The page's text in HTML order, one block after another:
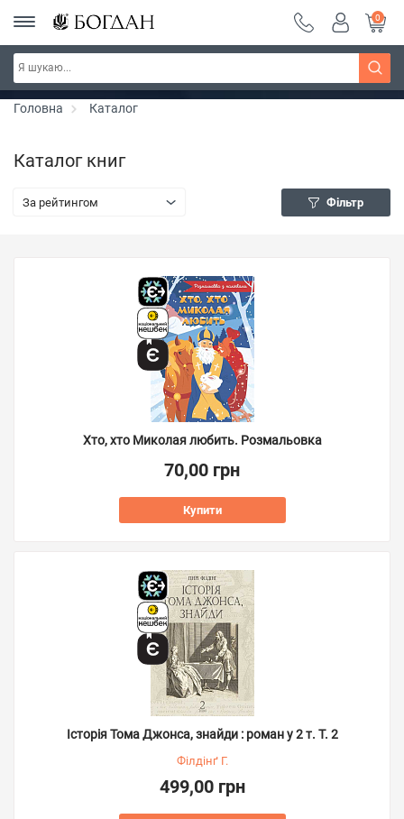
Серія "Чейзіана" ~ знижка 20%
0
Головна Каталог
Каталог книг
За рейтингом Фільтр
Хто, хто Миколая любить. Розмальовка
70,00 грн
Купити
Історія Тома Джонса, знайди : роман у 2 т. Т. 2
Філдінґ Г.
499,00 грн